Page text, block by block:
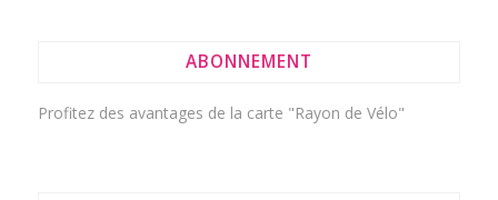
ABONNEMENT
Profitez des avantages de la carte "Rayon de Vélo"